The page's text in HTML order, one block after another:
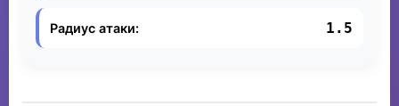
Радиус атаки: 1.5